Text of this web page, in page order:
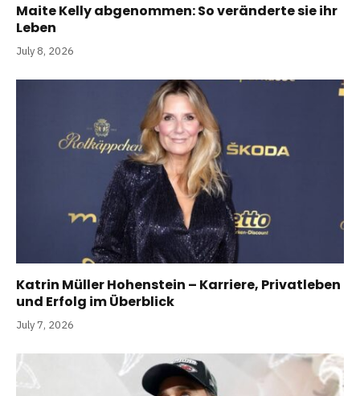
Maite Kelly abgenommen: So veränderte sie ihr
Leben
July 8, 2026
Katrin Müller Hohenstein – Karriere, Privatleben
und Erfolg im Überblick
July 7, 2026